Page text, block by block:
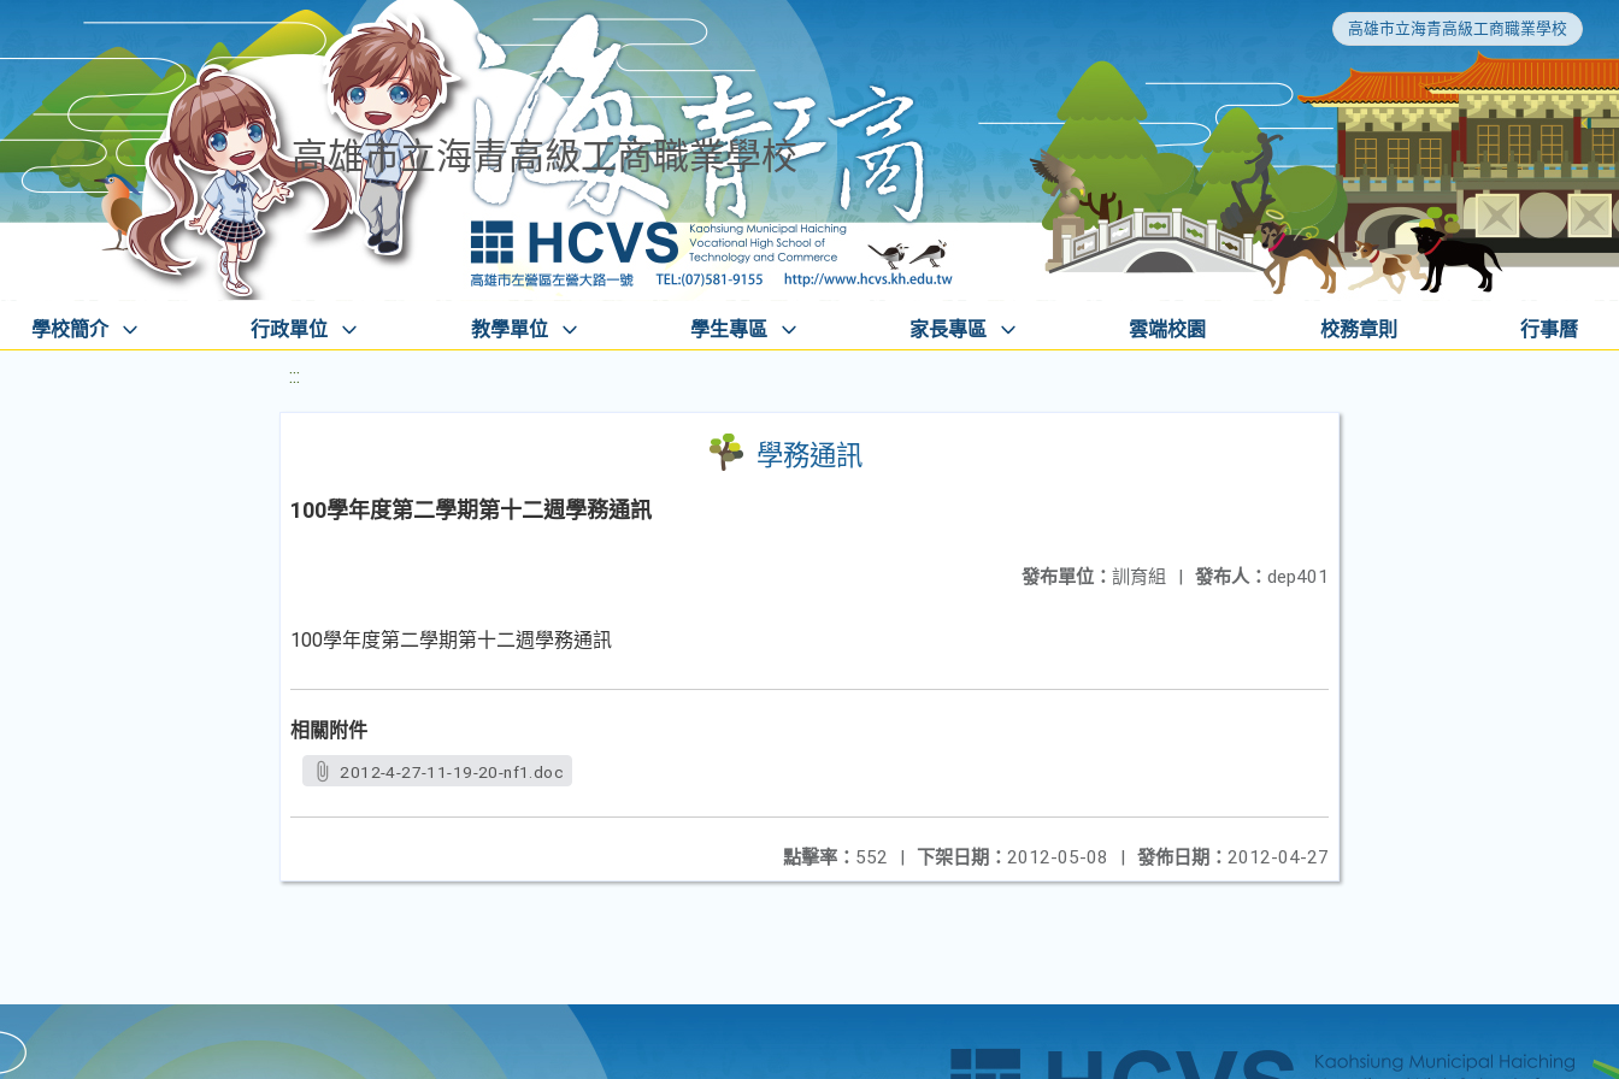
高雄市立海青高級工商職業學校
高雄市立海青高級工商職業學校
學校簡介 行政單位 教學單位 學生專區 家長專區 雲端校園 校務章則 行事曆
:::
學務通訊
100學年度第二學期第十二週學務通訊
發布人： dep401
發布單位： 訓育組 |
100學年度第二學期第十二週學務通訊
相關附件
2012-4-27-11-19-20-nf1.doc
發佈日期： 2012-04-27
下架日期： 2012-05-08 |
點擊率： 552 |